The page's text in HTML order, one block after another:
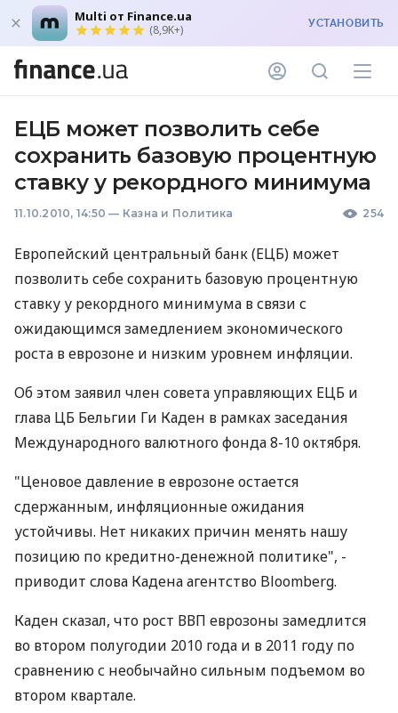
Multi от Finance.ua
(8,9K+) УСТАНОВИТЬ
ЕЦБ может позволить себе
сохранить базовую процентную
ставку у рекордного минимума
11.10.2010, 14:50 — Казна и Политика 254
Европейский центральный банк (ЕЦБ) может
позволить себе сохранить базовую процентную
ставку у рекордного минимума в связи с
ожидающимся замедлением экономического
роста в еврозоне и низким уровнем инфляции.
Об этом заявил член совета управляющих ЕЦБ и
глава ЦБ Бельгии Ги Каден в рамках заседания
Международного валютного фонда 8-10 октября.
"Ценовое давление в еврозоне остается
сдержанным, инфляционные ожидания
устойчивы. Нет никаких причин менять нашу
позицию по кредитно-денежной политике", -
приводит слова Кадена агентство Bloomberg.
Каден сказал, что рост ВВП еврозоны замедлится
во втором полугодии 2010 года и в 2011 году по
сравнению с необычайно сильным подъемом во
втором квартале.